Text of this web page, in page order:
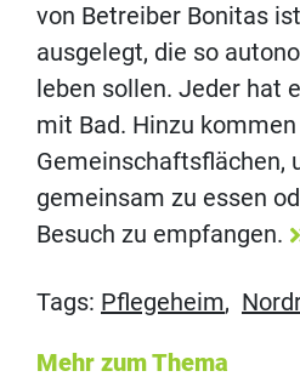
von Betreiber Bonitas
ausgelegt, die so
leben sollen. Jeder hat
mit Bad. Hinzu kommen
Gemeinschaftsflächen,
gemeinsam zu essen
Besuch zu empfangen.
Tags: Pflegeheim,
Mehr zum Thema